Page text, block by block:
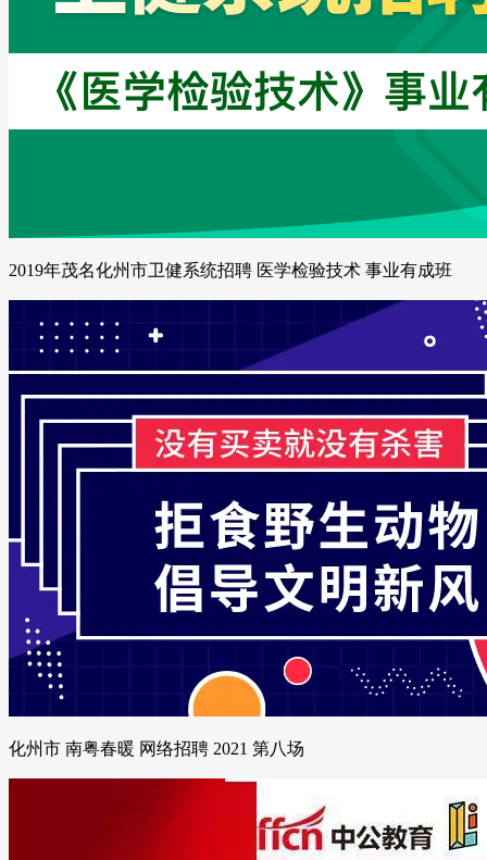
2019年茂名化州市卫健系统招聘 医学检验技术 事业有成班
化州市 南粤春暖 网络招聘 2021 第八场